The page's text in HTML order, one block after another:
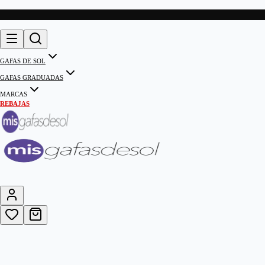
GAFAS DE SOL
GAFAS GRADUADAS
MARCAS
REBAJAS